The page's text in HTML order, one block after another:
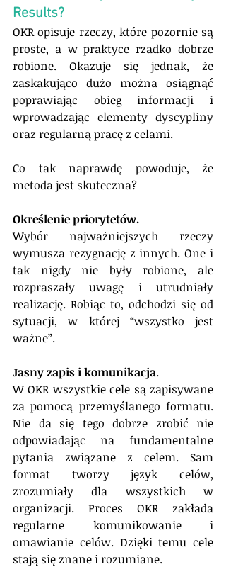
Results?
OKR opisuje rzeczy, które pozornie są
proste, a w praktyce rzadko dobrze
robione. Okazuje się jednak, że
zaskakująco dużo można osiągnąć
poprawiając obieg informacji i
wprowadzając elementy dyscypliny
oraz regularną pracę z celami.
Co tak naprawdę powoduje, że
metoda jest skuteczna?
Określenie priorytetów.
Wybór najważniejszych rzeczy
wymusza rezygnację z innych. One i
tak nigdy nie były robione, ale
rozpraszały uwagę i utrudniały
realizację. Robiąc to, odchodzi się od
sytuacji, w której “wszystko jest
ważne”.
Jasny zapis i komunikacja.
W OKR wszystkie cele są zapisywane
za pomocą przemyślanego formatu.
Nie da się tego dobrze zrobić nie
odpowiadając na fundamentalne
pytania związane z celem. Sam
format tworzy język celów,
zrozumiały dla wszystkich w
organizacji. Proces OKR zakłada
regularne komunikowanie i
omawianie celów. Dzięki temu cele
stają się znane i rozumiane.